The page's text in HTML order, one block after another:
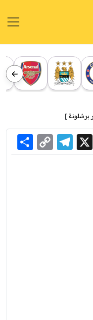
برشلونة ]
WhatsApp
X
Link